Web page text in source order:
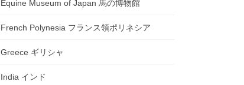
Equine Museum of Japan 馬の博物館
French Polynesia フランス領ポリネシア
Greece ギリシャ
India インド